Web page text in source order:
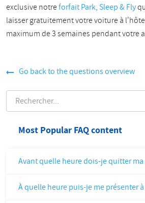
exclusive notreforfait Park, Sleep & Fly
laisser gratuitement votre voiture à
maximum de 3 semaines pendant votre
Go back to the questions overview
Most Popular FAQ content
Avant quelle heure dois-je quitter ma
À quelle heure puis-je me présenter